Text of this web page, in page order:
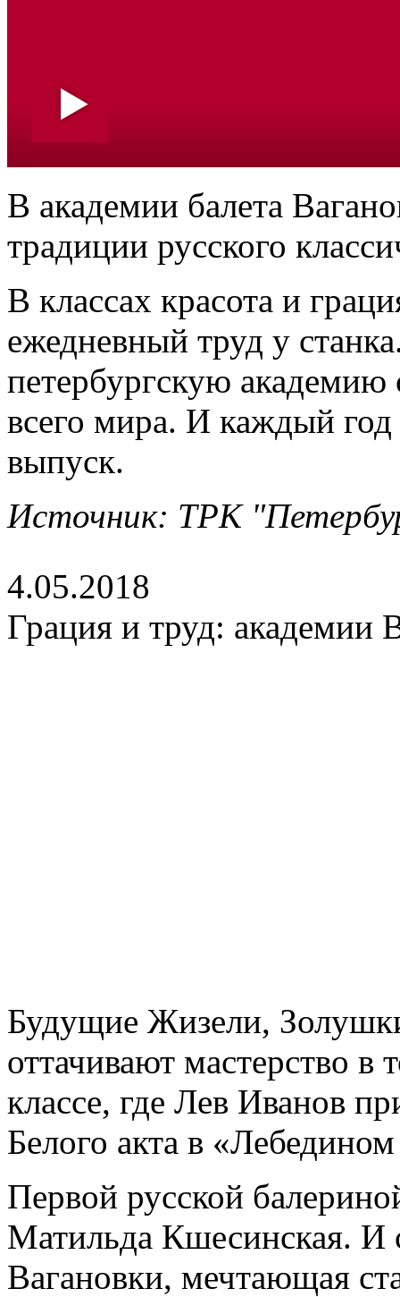
В академии балета
традиции русского
В классах красота и
ежедневный труд у
петербургскую академию
всего мира. И каждый
выпуск.
Источник: ТРК
4.05.2018
Грация и труд: академии
Будущие Жизели,
оттачивают мастерство
классе, где Лев Иванов
Белого акта в
Первой русской
Матильда Кшесинская. И
Вагановки, мечтающая